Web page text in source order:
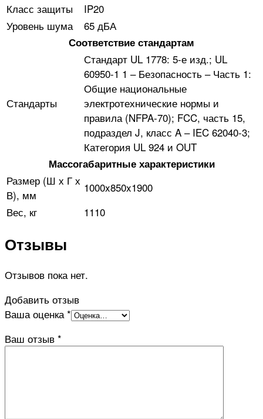
Класс защиты
IP20
Уровень шума
65 дБА
Соответствие стандартам
Стандарты
Стандарт UL 1778: 5-е изд.; UL
60950-1 1 – Безопасность – Часть 1:
Общие национальные
электротехнические нормы и
правила (NFPA-70); FCC, часть 15,
подраздел J, класс A – IEC 62040-3;
Категория UL 924 и OUT
Массогабаритные характеристики
Размер (Ш х Г х
В), мм
1000x850x1900
Вес, кг
1110
Отзывы
Отзывов пока нет.
Добавить отзыв
Ваша оценка*
Ваш отзыв *